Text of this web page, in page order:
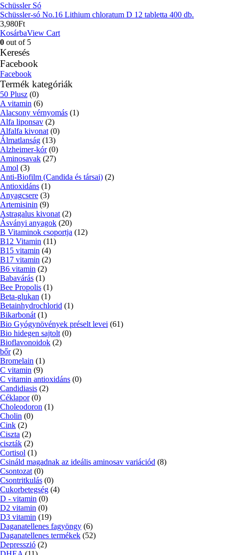
Schüssler Só
Schüssler-só No.16 Lithium chloratum D 12 tabletta 400 db.
3,980Ft
KosárbaView Cart
0 out of 5
Keresés
Facebook
Facebook
Termék kategóriák
50 Plusz (0)
A vitamin (6)
Alacsony vérnyomás (1)
Alfa liponsav (2)
Alfalfa kivonat (0)
Álmatlanság (13)
Alzheimer-kór (0)
Aminosavak (27)
Amol (3)
Anti-Biofilm (Candida és társai) (2)
Antioxidáns (1)
Anyagcsere (3)
Artemisinin (9)
Astragalus kivonat (2)
Ásványi anyagok (20)
B Vitaminok csoportja (12)
B12 Vitamin (11)
B15 vitamin (4)
B17 vitamin (2)
B6 vitamin (2)
Babavárás (1)
Bee Propolis (1)
Beta-glukan (1)
Betainhydrochlorid (1)
Bikarbonát (1)
Bio Gyógynövények préselt levei (61)
Bio hidegen sajtolt (0)
Bioflavonoidok (2)
bőr (2)
Bromelain (1)
C vitamin (9)
C vitamin antioxidáns (0)
Candidiasis (2)
Céklapor (0)
Choleodoron (1)
Cholin (0)
Cink (2)
Ciszta (2)
ciszták (2)
Cortisol (1)
Csináld magadnak az ideális aminosav variációd (8)
Csontozat (0)
Csontritkulás (0)
Cukorbetegség (4)
D - vitamin (0)
D2 vitamin (0)
D3 vitamin (19)
Daganatellenes fagyöngy (6)
Daganatellenes termékek (52)
Depresszió (2)